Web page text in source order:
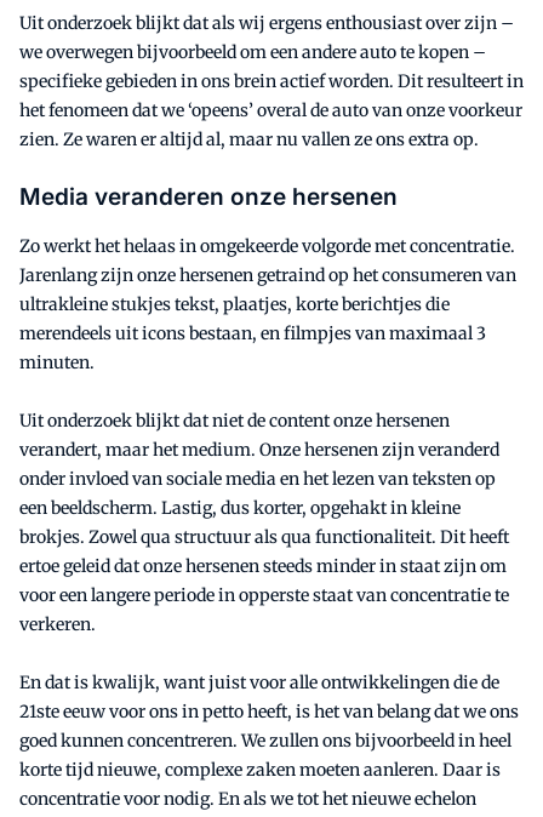
Uit onderzoek blijkt dat als wij ergens enthousiast over zijn –
we overwegen bijvoorbeeld om een andere auto te kopen –
specifieke gebieden in ons brein actief worden. Dit resulteert in
het fenomeen dat we ‘opeens’ overal de auto van onze voorkeur
zien. Ze waren er altijd al, maar nu vallen ze ons extra op.
Media veranderen onze hersenen
Zo werkt het helaas in omgekeerde volgorde met concentratie.
Jarenlang zijn onze hersenen getraind op het consumeren van
ultrakleine stukjes tekst, plaatjes, korte berichtjes die
merendeels uit icons bestaan, en filmpjes van maximaal 3
minuten.
Uit onderzoek blijkt dat niet de content onze hersenen
verandert, maar het medium. Onze hersenen zijn veranderd
onder invloed van sociale media en het lezen van teksten op
een beeldscherm. Lastig, dus korter, opgehakt in kleine
brokjes. Zowel qua structuur als qua functionaliteit. Dit heeft
ertoe geleid dat onze hersenen steeds minder in staat zijn om
voor een langere periode in opperste staat van concentratie te
verkeren.
En dat is kwalijk, want juist voor alle ontwikkelingen die de
21ste eeuw voor ons in petto heeft, is het van belang dat we ons
goed kunnen concentreren. We zullen ons bijvoorbeeld in heel
korte tijd nieuwe, complexe zaken moeten aanleren. Daar is
concentratie voor nodig. En als we tot het nieuwe echelon